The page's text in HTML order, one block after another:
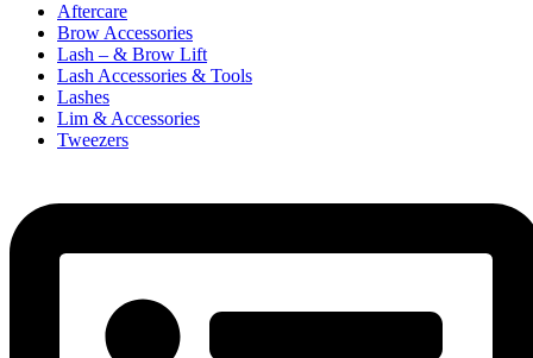
Aftercare
Brow Accessories
Lash – & Brow Lift
Lash Accessories & Tools
Lashes
Lim & Accessories
Tweezers